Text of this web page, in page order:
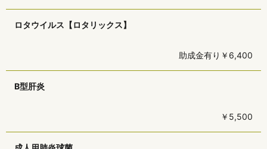
ロタウイルス【ロタリックス】
助成金有り￥6,400
B型肝炎
￥5,500